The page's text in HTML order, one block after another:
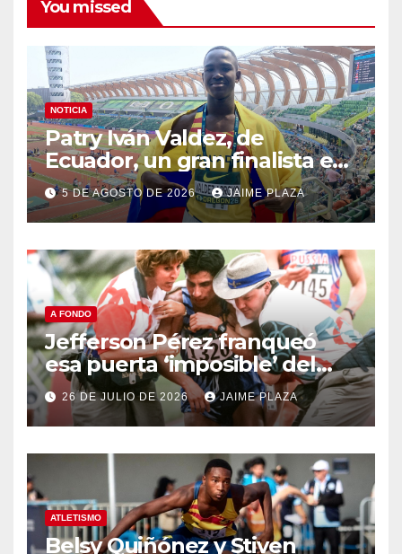
You missed
NOTICIA
Patry Iván Valdez, de
Ecuador, un gran finalista en
el Mundial Sub 20 de Oregon
5 DE AGOSTO DE 2026 JAIME PLAZA
A FONDO
Jefferson Pérez franqueó
esa puerta ‘imposible’ del
Olimpo hace 30 años
26 DE JULIO DE 2026 JAIME PLAZA
ATLETISMO
Belsy Quiñónez y Stiven